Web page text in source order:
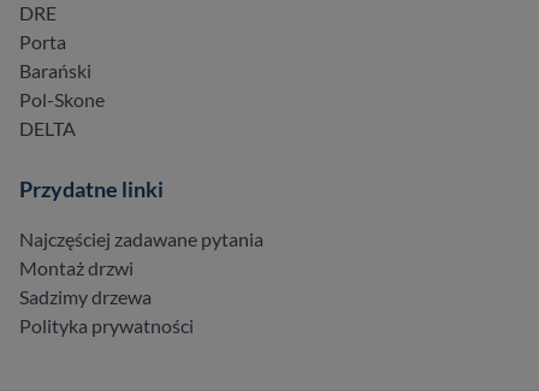
DRE
Porta
Barański
Pol-Skone
DELTA
Przydatne linki
Najczęściej zadawane pytania
Montaż drzwi
Sadzimy drzewa
Polityka prywatności